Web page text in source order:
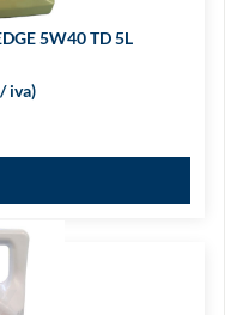
5W40 TD 5L
iva)